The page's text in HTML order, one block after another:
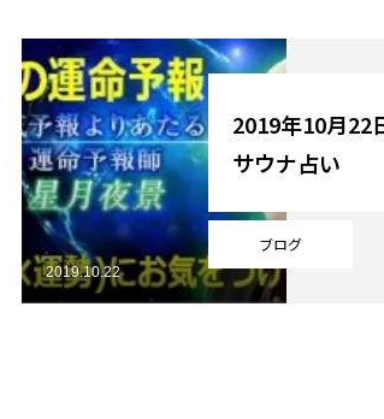
YouTube
Online Store
ブログ
2019年10月22
サウナ占い
2019.10.22